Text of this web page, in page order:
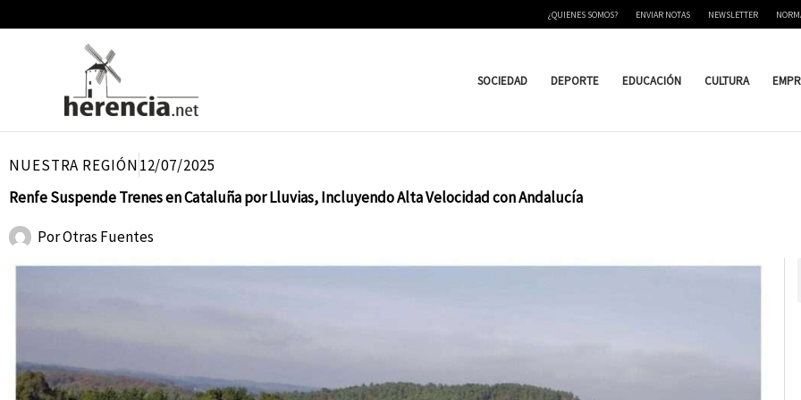
¿QUIENES SOMOS? ENVIAR NOTAS NEWSLETTER
SOCIEDAD DEPORTE EDUCACIÓN CULTURA
NUESTRA REGIÓN12/07/2025
Renfe Suspende Trenes en Cataluña por Lluvias, Incluyendo Alta Velocidad con Andalucía
PorOtras Fuentes